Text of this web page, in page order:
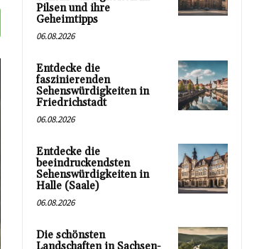
Pilsen und ihre
Geheimtipps
06.08.2026
Entdecke die
faszinierenden
Sehenswürdigkeiten in
Friedrichstadt
06.08.2026
Entdecke die
beeindruckendsten
Sehenswürdigkeiten in
Halle (Saale)
06.08.2026
Die schönsten